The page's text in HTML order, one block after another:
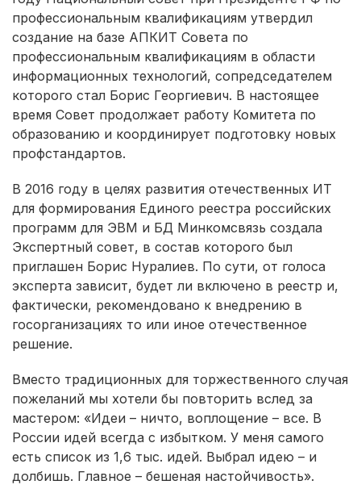
профессиональным квалификациям утвердил
создание на базе АПКИТ Совета по
профессиональным квалификациям в области
информационных технологий, сопредседателем
которого стал Борис Георгиевич. В настоящее
время Совет продолжает работу Комитета по
образованию и координирует подготовку новых
профстандартов.
В 2016 году в целях развития отечественных ИТ
для формирования Единого реестра российских
программ для ЭВМ и БД Минкомсвязь создала
Экспертный совет, в состав которого был
приглашен Борис Нуралиев. По сути, от голоса
эксперта зависит, будет ли включено в реестр и,
фактически, рекомендовано к внедрению в
госорганизациях то или иное отечественное
решение.
Вместо традиционных для торжественного случая
пожеланий мы хотели бы повторить вслед за
мастером: «Идеи – ничто, воплощение – все. В
России идей всегда с избытком. У меня самого
есть список из 1,6 тыс. идей. Выбрал идею – и
долбишь. Главное – бешеная настойчивость».